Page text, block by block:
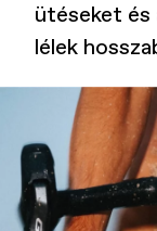
ütéseket és
lélek